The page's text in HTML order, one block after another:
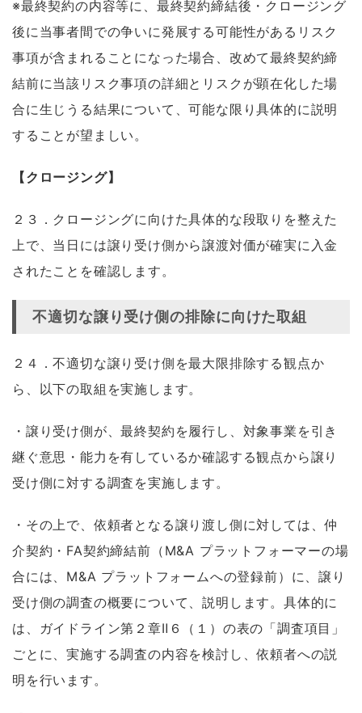
※最終契約の内容等に、最終契約締結後・クロージング
後に当事者間での争いに発展する可能性があるリスク
事項が含まれることになった場合、改めて最終契約締
結前に当該リスク事項の詳細とリスクが顕在化した場
合に生じうる結果について、可能な限り具体的に説明
することが望ましい。
【クロージング】
２３．クロージングに向けた具体的な段取りを整えた
上で、当日には譲り受け側から譲渡対価が確実に入金
されたことを確認します。
不適切な譲り受け側の排除に向けた取組
２４．不適切な譲り受け側を最大限排除する観点か
ら、以下の取組を実施します。
・譲り受け側が、最終契約を履行し、対象事業を引き
継ぐ意思・能力を有しているか確認する観点から譲り
受け側に対する調査を実施します。
・その上で、依頼者となる譲り渡し側に対しては、仲
介契約・FA契約締結前（M&A プラットフォーマーの場
合には、M&A プラットフォームへの登録前）に、譲り
受け側の調査の概要について、説明します。具体的に
は、ガイドライン第２章Ⅱ６（１）の表の「調査項目」
ごとに、実施する調査の内容を検討し、依頼者への説
明を行います。